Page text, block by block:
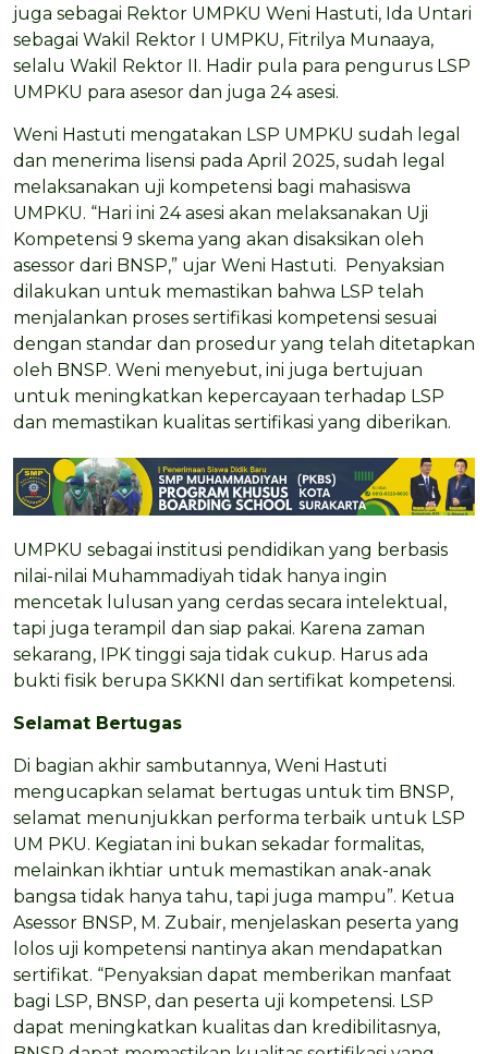
juga sebagai Rektor UMPKU Weni Hastuti, Ida Untari
sebagai Wakil Rektor I UMPKU, Fitrilya Munaaya,
selalu Wakil Rektor II. Hadir pula para pengurus LSP
UMPKU para asesor dan juga 24 asesi.
Weni Hastuti mengatakan LSP UMPKU sudah legal
dan menerima lisensi pada April 2025, sudah legal
melaksanakan uji kompetensi bagi mahasiswa
UMPKU. “Hari ini 24 asesi akan melaksanakan Uji
Kompetensi 9 skema yang akan disaksikan oleh
asessor dari BNSP,” ujar Weni Hastuti. Penyaksian
dilakukan untuk memastikan bahwa LSP telah
menjalankan proses sertifikasi kompetensi sesuai
dengan standar dan prosedur yang telah ditetapkan
oleh BNSP. Weni menyebut, ini juga bertujuan
untuk meningkatkan kepercayaan terhadap LSP
dan memastikan kualitas sertifikasi yang diberikan.
UMPKU sebagai institusi pendidikan yang berbasis
nilai-nilai Muhammadiyah tidak hanya ingin
mencetak lulusan yang cerdas secara intelektual,
tapi juga terampil dan siap pakai. Karena zaman
sekarang, IPK tinggi saja tidak cukup. Harus ada
bukti fisik berupa SKKNI dan sertifikat kompetensi.
Selamat Bertugas
Di bagian akhir sambutannya, Weni Hastuti
mengucapkan selamat bertugas untuk tim BNSP,
selamat menunjukkan performa terbaik untuk LSP
UM PKU. Kegiatan ini bukan sekadar formalitas,
melainkan ikhtiar untuk memastikan anak-anak
bangsa tidak hanya tahu, tapi juga mampu”. Ketua
Asessor BNSP, M. Zubair, menjelaskan peserta yang
lolos uji kompetensi nantinya akan mendapatkan
sertifikat. “Penyaksian dapat memberikan manfaat
bagi LSP, BNSP, dan peserta uji kompetensi. LSP
dapat meningkatkan kualitas dan kredibilitasnya,